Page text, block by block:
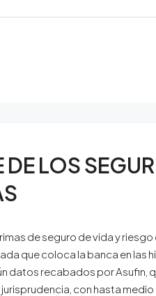
DE LOS
de seguro de vida y
que coloca la banca en las
datos recabados por Asufin,
con hasta